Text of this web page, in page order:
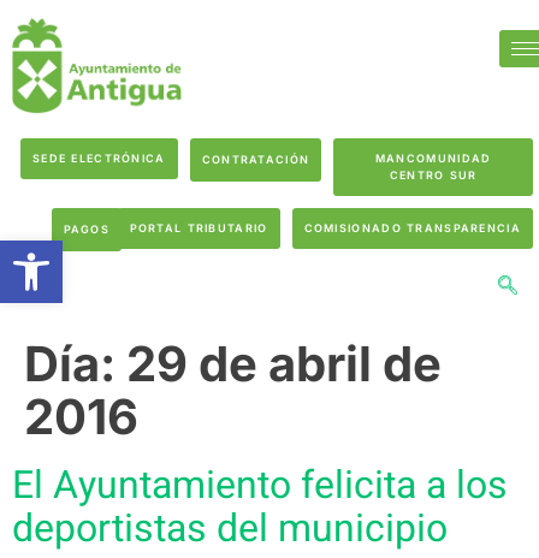
SEDE ELECTRÓNICA CONTRATACIÓN
MANCOMUNIDAD
CENTRO SUR
PAGOS PORTAL TRIBUTARIO COMISIONADO TRANSPARENCIA
Día: 29 de abril de
2016
El Ayuntamiento felicita a los
deportistas del municipio
Abrir barra de herramientas